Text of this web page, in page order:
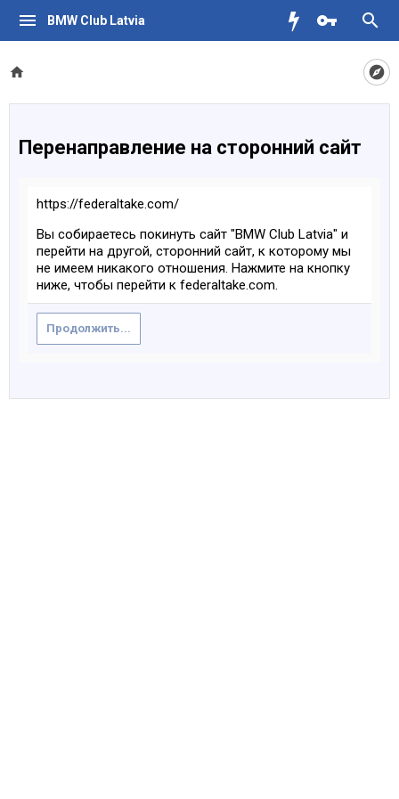
BMW Club Latvia
Перенаправление на сторонний сайт
https://federaltake.com/
Вы собираетесь покинуть сайт "BMW Club Latvia" и
перейти на другой, сторонний сайт, к которому мы
не имеем никакого отношения. Нажмите на кнопку
ниже, чтобы перейти к federaltake.com.
Продолжить...